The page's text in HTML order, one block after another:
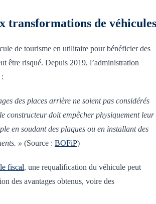
transformations de véhicules
de tourisme en utilitaire pour bénéficier des
être risqué. Depuis 2019, l’administration
des places arrière ne soient pas considérés
constructeur doit empêcher physiquement leur
en soudant des plaques ou en installant des
» (Source : BOFiP)
fiscal, une requalification du véhicule peut
des avantages obtenus, voire des